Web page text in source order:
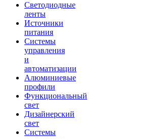
Светодиодные
ленты
Источники
питания
Системы
управления
и
автоматизации
Алюминиевые
профили
Функциональный
свет
Дизайнерский
свет
Системы